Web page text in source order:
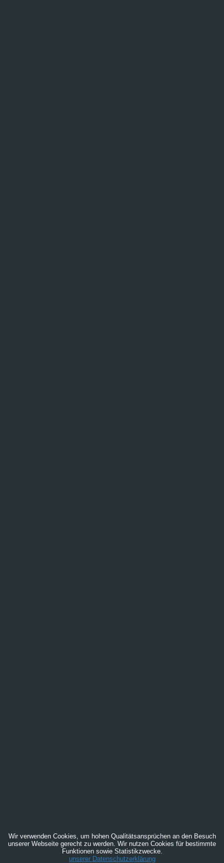
Wir verwenden Cookies, um hohen Qualitätsansprüchen an den Besuch
unserer Webseite gerecht zu werden. Wir nutzen Cookies für bestimmte
Funktionen sowie Statistikzwecke.
unserer Datenschutzerklärung